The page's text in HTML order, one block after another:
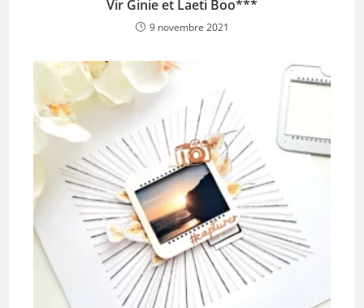
Vir Ginie et Laeti Boo***
9 novembre 2021